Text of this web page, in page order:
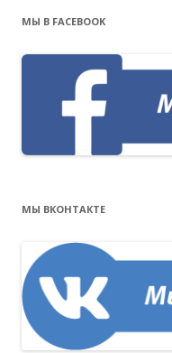
МЫ В FACEBOOK
МЫ ВКОНТАКТЕ